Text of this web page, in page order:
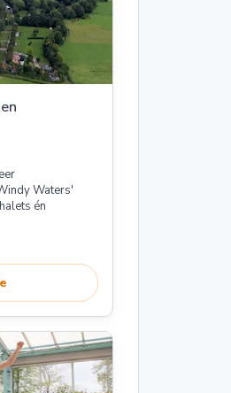
Waters'
én